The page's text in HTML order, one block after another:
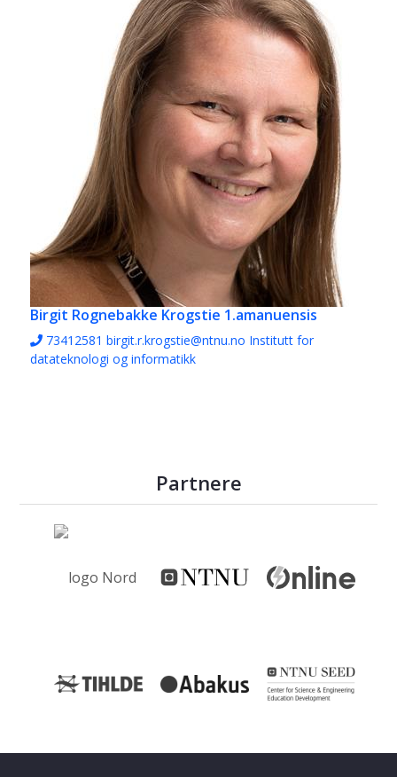
Birgit Rognebakke Krogstie 1.amanuensis
73412581 birgit.r.krogstie@ntnu.no Institutt for
datateknologi og informatikk
Partnere